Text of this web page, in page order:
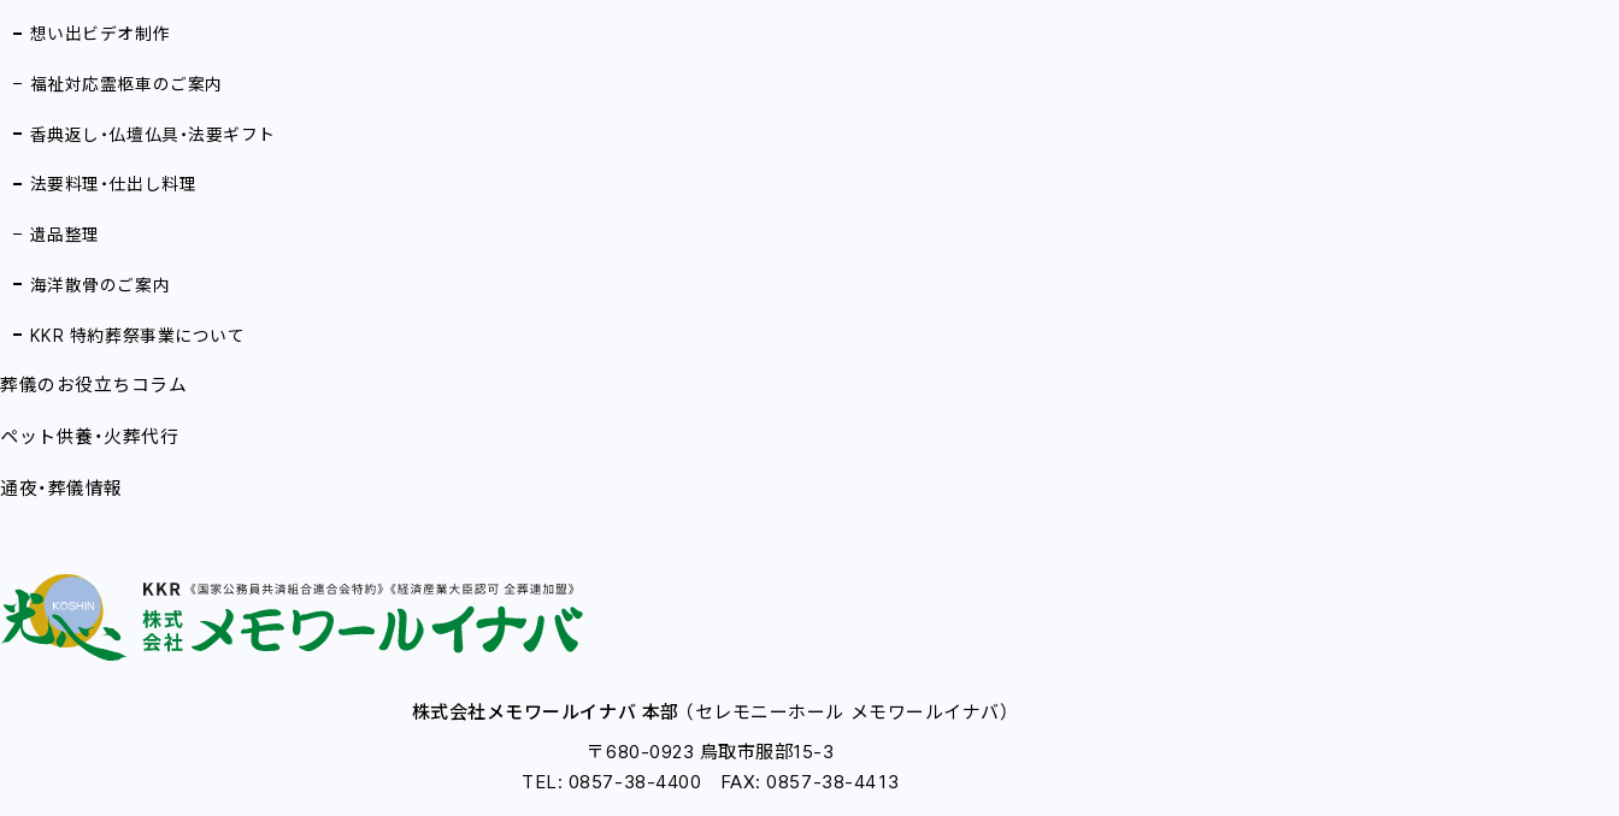
想い出ビデオ制作
福祉対応霊柩車のご案内
香典返し・仏壇仏具・法要ギフト
法要料理・仕出し料理
遺品整理
海洋散骨のご案内
KKR 特約葬祭事業について
葬儀のお役立ちコラム
ペット供養・火葬代行
通夜・葬儀情報
株式会社メモワールイナバ 本部 （セレモニーホール メモワールイナバ）
〒680-0923 鳥取市服部15-3
TEL: 0857-38-4400 FAX: 0857-38-4413